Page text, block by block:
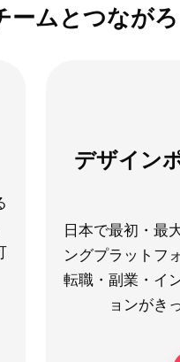
ムとつながろ
デザイン
日本で最初・最
ングプラットフ
転職・副業・イ
ョンがき